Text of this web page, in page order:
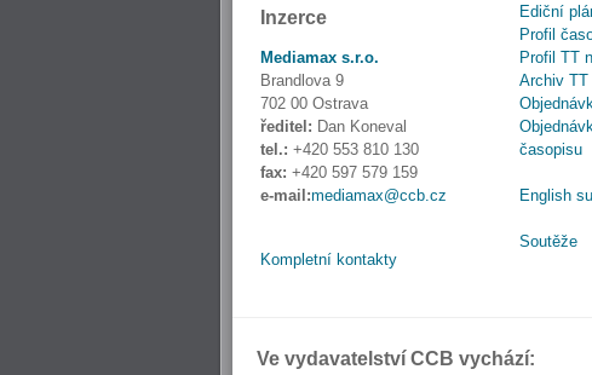
Inzerce
Mediamax s.r.o.
Brandlova 9
702 00 Ostrava
ředitel: Dan Koneval
tel.: +420 553 810 130
fax: +420 597 579 159
e-mail:mediamax@ccb.cz
Kompletní kontakty
Ediční
Profil
Profil TT
Archiv TT
časopisu
English
Soutěže
Ve vydavatelství CCB vychází: